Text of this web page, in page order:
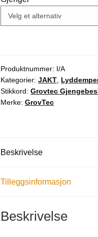
Produktnummer: I/A
Kategorier: JAKT
Stikkord: Grovtec
Merke: GrovTec
Beskrivelse
Tilleggsinformasjon
Beskrivelse